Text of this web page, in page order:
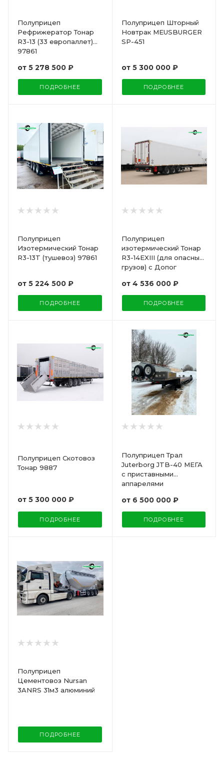
Полуприцеп
Рефрижератор Тонар
R3-13 (33 европаллет)
97861
от 5 278 500 ₽
ПОДРОБНЕЕ
Полуприцеп Шторный
Новтрак MEUSBURGER
SP-451
от 5 300 000 ₽
ПОДРОБНЕЕ
Полуприцеп
Изотермический Тонар
R3-13T (тушевоз) 97861
от 5 224 500 ₽
ПОДРОБНЕЕ
Полуприцеп
изотермический Тонар
R3-14EXIII (для опасных
грузов) с Допог
от 4 536 000 ₽
ПОДРОБНЕЕ
Полуприцеп Скотовоз
Тонар 9887
от 5 300 000 ₽
ПОДРОБНЕЕ
Полуприцеп Трал
Juterborg JTB-40 МЕГА
с приставными
аппарелями
от 6 500 000 ₽
ПОДРОБНЕЕ
Полуприцеп
Цементовоз Nursan
3ANRS 31м3 алюминий
ПОДРОБНЕЕ